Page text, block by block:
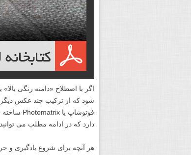
شود که از ترکیب چند عکس دیگر
دارد که در ادامه مطلب می